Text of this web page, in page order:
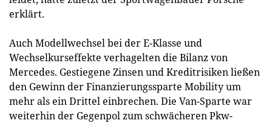
erklärt.
Auch Modellwechsel bei der E-Klasse und
Wechselkurseffekte verhagelten die Bilanz von
Mercedes. Gestiegene Zinsen und Kreditrisiken ließen
den Gewinn der Finanzierungssparte Mobility um
mehr als ein Drittel einbrechen. Die Van-Sparte war
weiterhin der Gegenpol zum schwächeren Pkw-